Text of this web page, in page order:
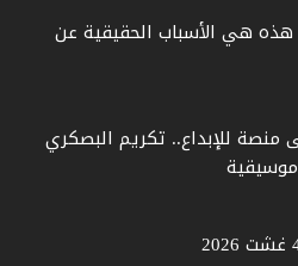
هي الأسباب الحقيقية عن
للإبداع.. تكريم البصكري